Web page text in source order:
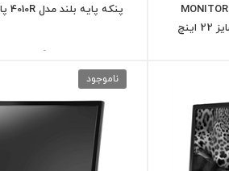
مانیتور ایکس ویژن MONITOR
پنکه پایه بلند مدل 4010R پارس خزر
-
ناموجود